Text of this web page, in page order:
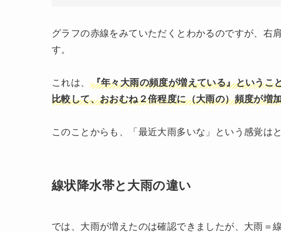
グラフの赤線をみていただくとわかるのですが、右
す。
これは、 『年々大雨の頻度が増えている』というこ
比較して、おおむね２倍程度に（大雨の）頻度が増
このことからも、「最近大雨多いな」という感覚は
線状降水帯と大雨の違い
では、大雨が増えたのは確認できましたが、大雨＝